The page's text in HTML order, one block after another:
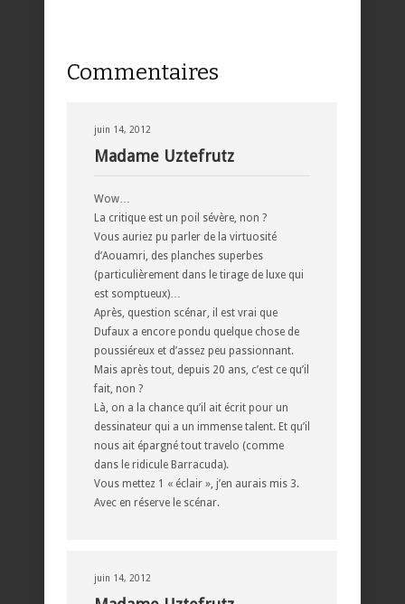
Commentaires
juin 14, 2012
Madame Uztefrutz
Wow…
La critique est un poil sévère, non ?
Vous auriez pu parler de la virtuosité
d’Aouamri, des planches superbes
(particulièrement dans le tirage de luxe qui
est somptueux)…
Après, question scénar, il est vrai que
Dufaux a encore pondu quelque chose de
poussiéreux et d’assez peu passionnant.
Mais après tout, depuis 20 ans, c’est ce qu’il
fait, non ?
Là, on a la chance qu’il ait écrit pour un
dessinateur qui a un immense talent. Et qu’il
nous ait épargné tout travelo (comme
dans le ridicule Barracuda).
Vous mettez 1 « éclair », j’en aurais mis 3.
Avec en réserve le scénar.
juin 14, 2012